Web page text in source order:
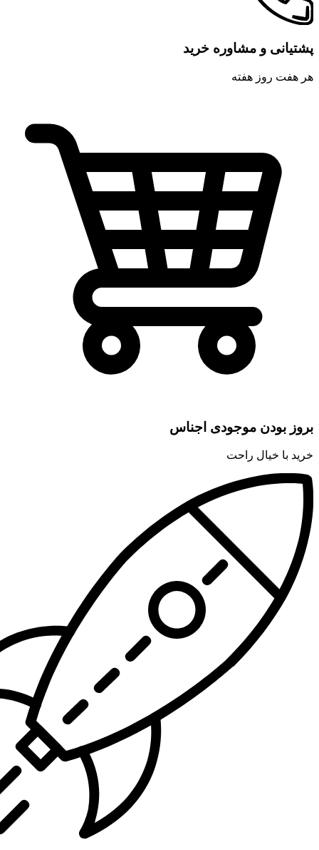
پشتیانی و مشاوره خرید
هر هفت روز هفته
بروز بودن موجودی اجناس
خرید با خیال راحت